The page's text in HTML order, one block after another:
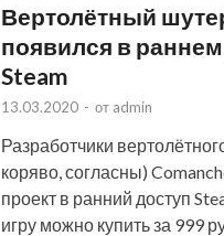
Вертолётный
появился в
Steam
13.03.2020 - от admin
Разработчики
коряво, согласны)
проект в ранний доступ
игру можно купить за 999